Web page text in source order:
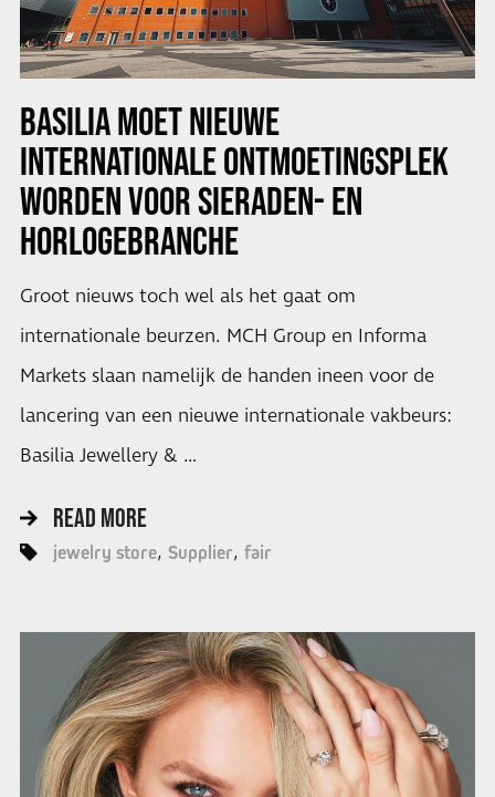
BASILIA MOET NIEUWE
INTERNATIONALE ONTMOETINGSPLEK
WORDEN VOOR SIERADEN- EN
HORLOGEBRANCHE
Groot nieuws toch wel als het gaat om
internationale beurzen. MCH Group en Informa
Markets slaan namelijk de handen ineen voor de
lancering van een nieuwe internationale vakbeurs:
Basilia Jewellery & …
READ MORE
jewelry store Supplier fair